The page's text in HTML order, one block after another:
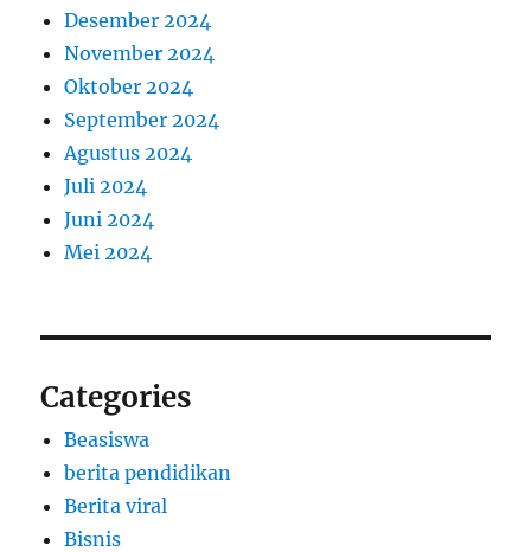
Desember 2024
November 2024
Oktober 2024
September 2024
Agustus 2024
Juli 2024
Juni 2024
Mei 2024
Categories
Beasiswa
berita pendidikan
Berita viral
Bisnis